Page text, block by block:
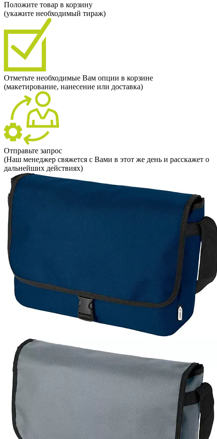
Положите товар в корзину
(укажите необходимый тираж)
Отметьте необходимые Вам опции в корзине
(макетирование, нанесение или доставка)
Отправьте запрос
(Наш менеджер свяжется с Вами в этот же день и расскажет о
дальнейших действиях)